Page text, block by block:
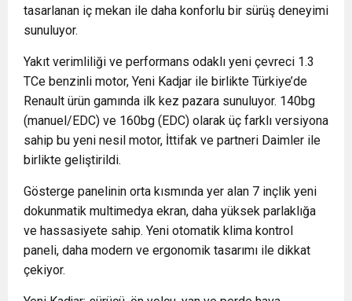
tasarlanan iç mekan ile daha konforlu bir sürüş deneyimi
sunuluyor.
Yakıt verimliliği ve performans odaklı yeni çevreci 1.3
TCe benzinli motor, Yeni Kadjar ile birlikte Türkiye’de
Renault ürün gamında ilk kez pazara sunuluyor. 140bg
(manuel/EDC) ve 160bg (EDC) olarak üç farklı versiyona
sahip bu yeni nesil motor, İttifak ve partneri Daimler ile
birlikte geliştirildi.
Gösterge panelinin orta kısmında yer alan 7 inçlik yeni
dokunmatik multimedya ekran, daha yüksek parlaklığa
ve hassasiyete sahip. Yeni otomatik klima kontrol
paneli, daha modern ve ergonomik tasarımı ile dikkat
çekiyor.